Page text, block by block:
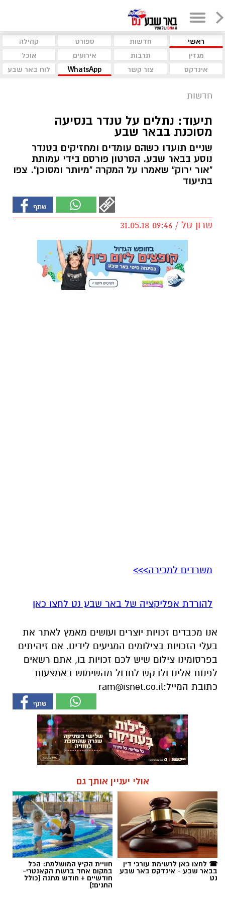
ראשי חדשות ספורט
קהילה
מגזין
תרבות אירועים
אוכל
אינדקס
צור קשר WhatsApp לוח באר שבע
חדשות
תיעוד: נתלים על טנדר בנסיעה
מסוכנת בבאר שבע
שניים תועדו כשהם עומדים ומחזיקים בטנדר
נוסע בבאר שבע. הסרטון פורסם בידי עמותת
"אור ירוק" שאמרו על המקרה "מיותר ומסוכן". צפו
בתיעוד
שרון טל / 09:46 31.05.18
משרדים למכירה>>>
להורדת אפליקציה של באר שבע נט לחצו כאן
אנו מכבדים זכויות יוצרים ועושים מאמץ לאתר את
בעלי הזכויות בצילומים המגיעים לידינו. אם זיהיתים
בפרסומינו צילום שיש לכם זכויות בו, אתם רשאים
לפנות אלינו ולבקש לחדול מהשימוש באמצעות
כתובת המייל:ram@isnet.co.il
אולי יעניין אותך גם
☎ לחצו כאן לרשימת עורכי דין
בבאר שבע - אינדקס באר שבע
נט
חוויית הקיץ המושלמת: הכל
במקום אחד ברשת הקאנטרי-
חודשיים + חודש מתנה (כולל
החגים!)